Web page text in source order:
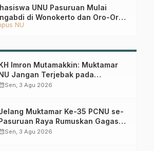
NU
UNU Pasuruan Mulai
di Wonokerto dan Oro-Oro
Wetan Berikut Programnya
Imron Mutamakkin: Muktamar
Jangan Terjebak pada
Kursi Ketua Umum
Sen, 3 Agu 2026
Muktamar Ke-35 PCNU se-
Raya Rumuskan Gagasan
Gerakan NU Menuju
Sen, 3 Agu 2026